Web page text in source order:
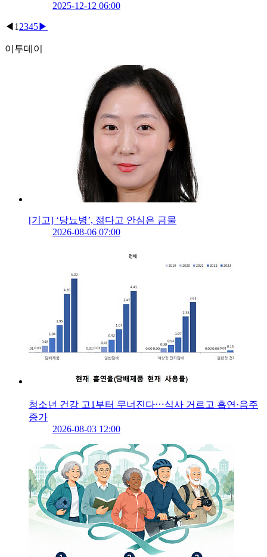
2025-12-12 06:00
◀ 1 2345▶
이투데이
[기고] ‘당뇨병’, 젊다고 안심은 금물
2026-08-06 07:00
청소년 건강 고1부터 무너진다⋯식사 거르고 흡연·음주
증가
2026-08-03 12:00